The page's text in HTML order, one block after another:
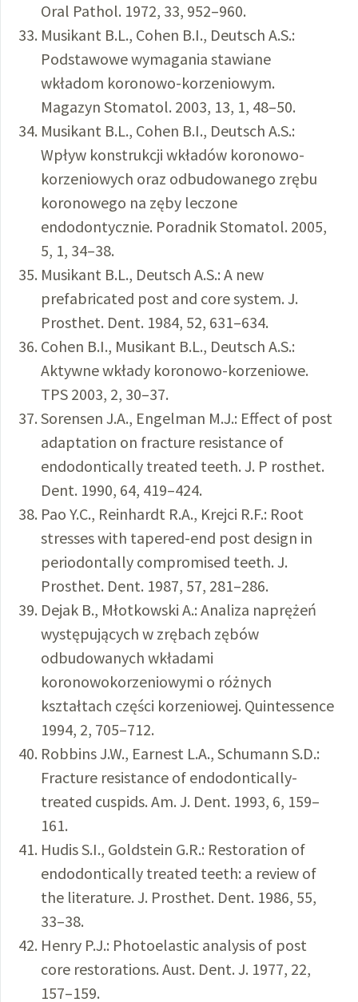
Oral Pathol. 1972, 33, 952–960.
Musikant B.L., Cohen B.I., Deutsch A.S.:
Podstawowe wymagania stawiane
wkładom koronowo-korzeniowym.
Magazyn Stomatol. 2003, 13, 1, 48–50.
Musikant B.L., Cohen B.I., Deutsch A.S.:
Wpływ konstrukcji wkładów koronowo-
korzeniowych oraz odbudowanego zrębu
koronowego na zęby leczone
endodontycznie. Poradnik Stomatol. 2005,
5, 1, 34–38.
Musikant B.L., Deutsch A.S.: A new
prefabricated post and core system. J.
Prosthet. Dent. 1984, 52, 631–634.
Cohen B.I., Musikant B.L., Deutsch A.S.:
Aktywne wkłady koronowo-korzeniowe.
TPS 2003, 2, 30–37.
Sorensen J.A., Engelman M.J.: Effect of post
adaptation on fracture resistance of
endodontically treated teeth. J. P rosthet.
Dent. 1990, 64, 419–424.
Pao Y.C., Reinhardt R.A., Krejci R.F.: Root
stresses with tapered-end post design in
periodontally compromised teeth. J.
Prosthet. Dent. 1987, 57, 281–286.
Dejak B., Młotkowski A.: Analiza naprężeń
występujących w zrębach zębów
odbudowanych wkładami
koronowokorzeniowymi o różnych
kształtach części korzeniowej. Quintessence
1994, 2, 705–712.
Robbins J.W., Earnest L.A., Schumann S.D.:
Fracture resistance of endodontically-
treated cuspids. Am. J. Dent. 1993, 6, 159–
161.
Hudis S.I., Goldstein G.R.: Restoration of
endodontically treated teeth: a review of
the literature. J. Prosthet. Dent. 1986, 55,
33–38.
Henry P.J.: Photoelastic analysis of post
core restorations. Aust. Dent. J. 1977, 22,
157–159.